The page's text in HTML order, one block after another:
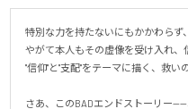
特別な力を持たないにもかかわらず
やがて本人もその虚像を受け入れ、
"信仰"と"支配"をテーマに描く、救い
さあ、このBADエンドストーリー——